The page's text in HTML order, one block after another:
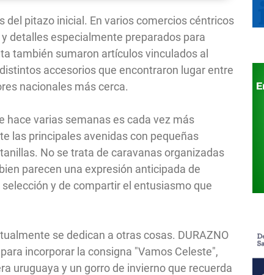
pitazo inicial. En varios comercios céntricos
detalles especialmente preparados para
también sumaron artículos vinculados al
accesorios que encontraron lugar entre
nacionales más cerca.
hace varias semanas es cada vez más
las principales avenidas con pequeñas
No se trata de caravanas organizadas
parecen una expresión anticipada de
y de compartir el entusiasmo que
se dedican a otras cosas. DURAZNO
incorporar la consigna "Vamos Celeste",
uruguaya y un gorro de invierno que recuerda